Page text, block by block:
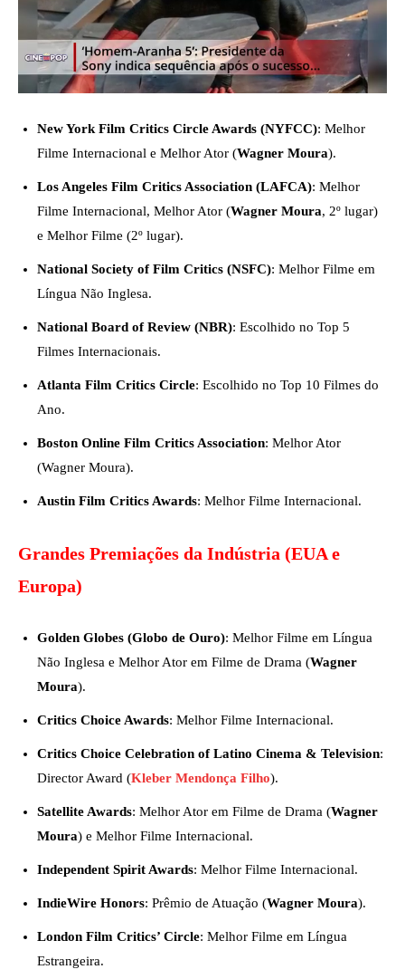
New York Film Critics Circle Awards (NYFCC): Melhor
Filme Internacional e Melhor Ator (Wagner Moura).
Los Angeles Film Critics Association (LAFCA): Melhor
Filme Internacional, Melhor Ator (Wagner Moura, 2º lugar)
e Melhor Filme (2º lugar).
National Society of Film Critics (NSFC): Melhor Filme em
Língua Não Inglesa.
National Board of Review (NBR): Escolhido no Top 5
Filmes Internacionais.
Atlanta Film Critics Circle: Escolhido no Top 10 Filmes do
Ano.
Boston Online Film Critics Association: Melhor Ator
(Wagner Moura).
Austin Film Critics Awards: Melhor Filme Internacional.
Grandes Premiações da Indústria (EUA e
Europa)
Golden Globes (Globo de Ouro): Melhor Filme em Língua
Não Inglesa e Melhor Ator em Filme de Drama (Wagner
Moura).
Critics Choice Awards: Melhor Filme Internacional.
Critics Choice Celebration of Latino Cinema & Television:
Director Award (Kleber Mendonça Filho).
Satellite Awards: Melhor Ator em Filme de Drama (Wagner
Moura) e Melhor Filme Internacional.
Independent Spirit Awards: Melhor Filme Internacional.
IndieWire Honors: Prêmio de Atuação (Wagner Moura).
London Film Critics’ Circle: Melhor Filme em Língua
Estrangeira.